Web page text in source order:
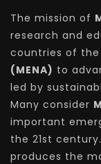
The mission of
research and
countries of the
(MENA) to
led by
Many consider
important
the 21st century.
produces the